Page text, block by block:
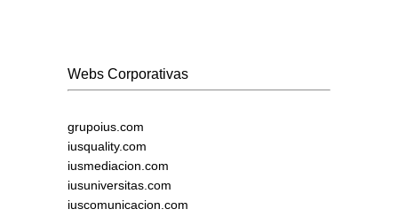
Webs Corporativas
grupoius.com
iusquality.com
iusmediacion.com
iusuniversitas.com
iuscomunicacion.com